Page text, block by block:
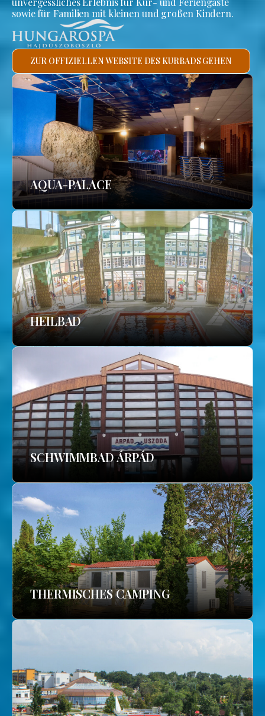
sowie für Familien mit kleinen und großen Kindern.
ZUR OFFIZIELLEN WEBSITE DES KURBADS GEHEN
AQUA-PALACE
HEILBAD
SCHWIMMBAD ÁRPÁD
THERMISCHES CAMPING